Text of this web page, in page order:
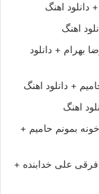
اهنگ
اهنگ
بهرام + دانلود
+ دانلود اهنگ
اهنگ
بمونم حامیم +
فرقی علی خدابنده +